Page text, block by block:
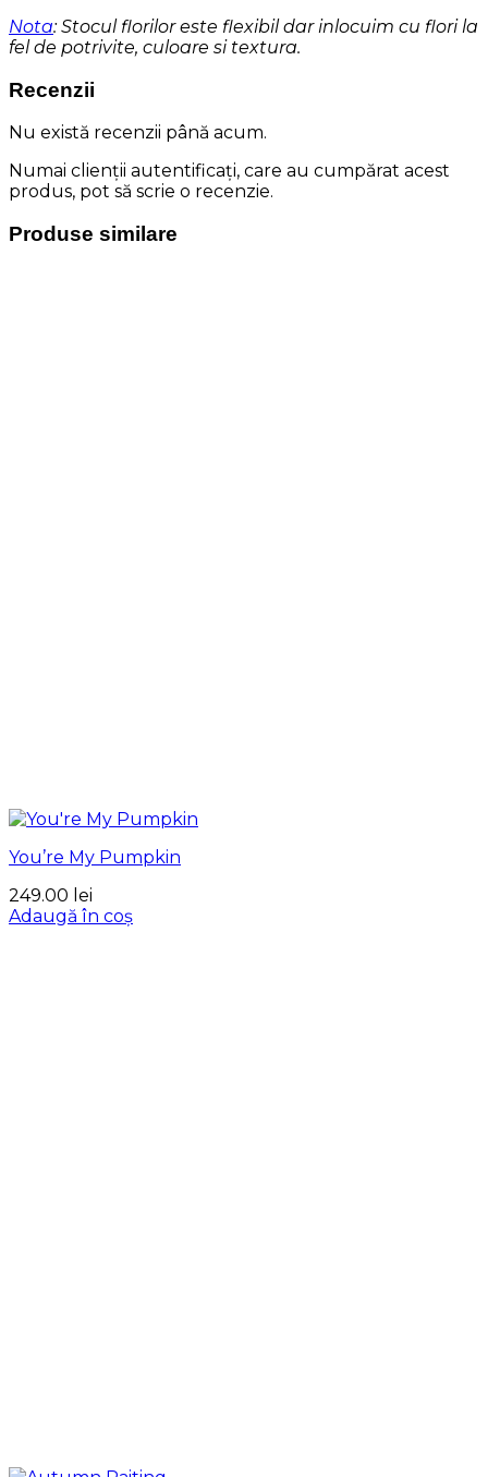
Nota: Stocul florilor este flexibil dar inlocuim cu flori la
fel de potrivite, culoare si textura.
Recenzii
Nu există recenzii până acum.
Numai clienții autentificați, care au cumpărat acest
produs, pot să scrie o recenzie.
Produse similare
You’re My Pumpkin
249.00 lei
Adaugă în coș